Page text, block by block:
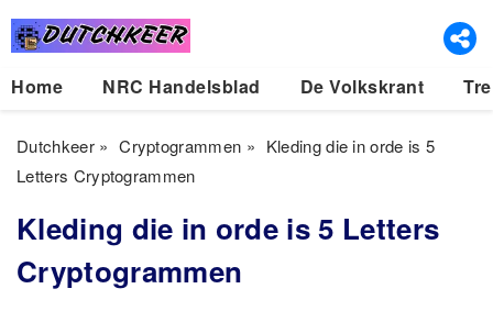
Home NRC Handelsblad De Volkskrant
Dutchkeer» Cryptogrammen » Kleding die in orde is 5
Letters Cryptogrammen
Kleding die in orde is 5 Letters
Cryptogrammen